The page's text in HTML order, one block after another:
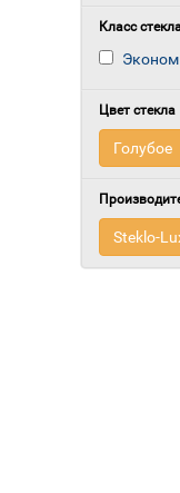
Класс
Эконом
Цвет стекла
Голубое
Steklo-